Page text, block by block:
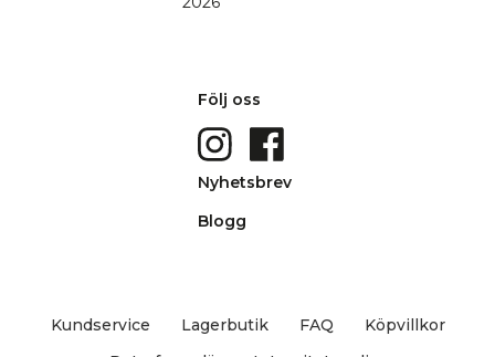
Följ oss
Nyhetsbrev
Blogg
Kundservice Lagerbutik FAQ
Köpvillkor